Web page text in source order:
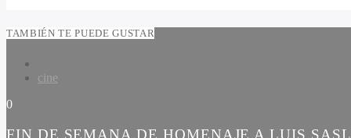
TAMBIÉN TE PUEDE GUSTAR
cine
0
FIN DE SEMANA DE HOMENAJE A LUIS